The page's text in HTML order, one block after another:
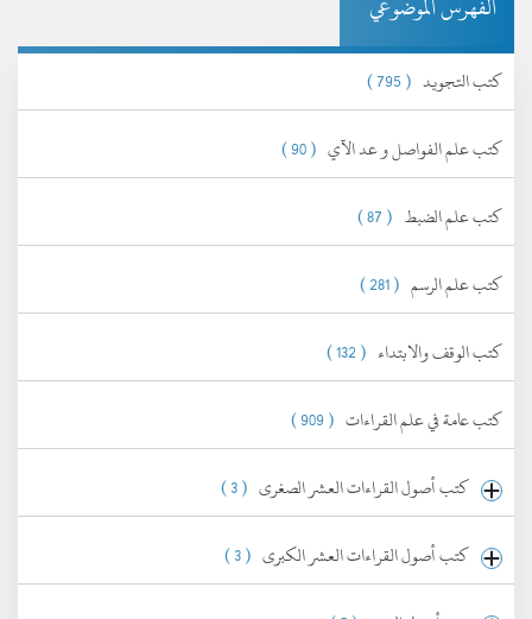
كتب التجويد ( 795 )
كتب علم الفواصل و عد الآي ( 90 )
كتب علم الضبط ( 87 )
كتب علم الرسم ( 281 )
كتب الوقف والابتداء ( 132 )
كتب عامة في علم القراءات ( 909 )
كتب أصول القراءات العشر الصغرى ( 3 )
كتب أصول القراءات العشر الكبرى ( 3 )